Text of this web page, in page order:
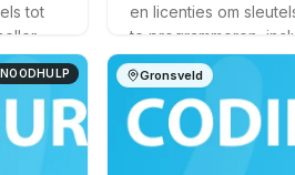
tot
de
en licenties om
te programmeren,
proximity systemen.
NOODHULP Gronsveld